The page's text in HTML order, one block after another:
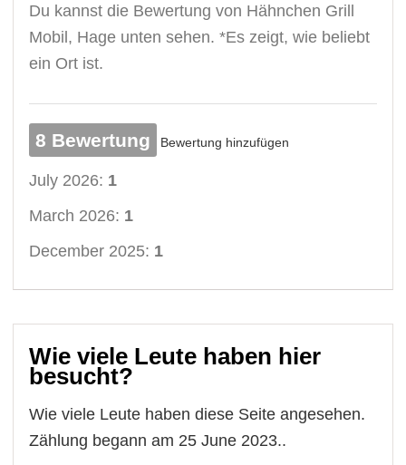
Du kannst die Bewertung von Hähnchen Grill
Mobil, Hage unten sehen. *Es zeigt, wie beliebt
ein Ort ist.
8 Bewertung Bewertung hinzufügen
July 2026: 1
March 2026: 1
December 2025: 1
Wie viele Leute haben hier
besucht?
Wie viele Leute haben diese Seite angesehen.
Zählung begann am 25 June 2023..